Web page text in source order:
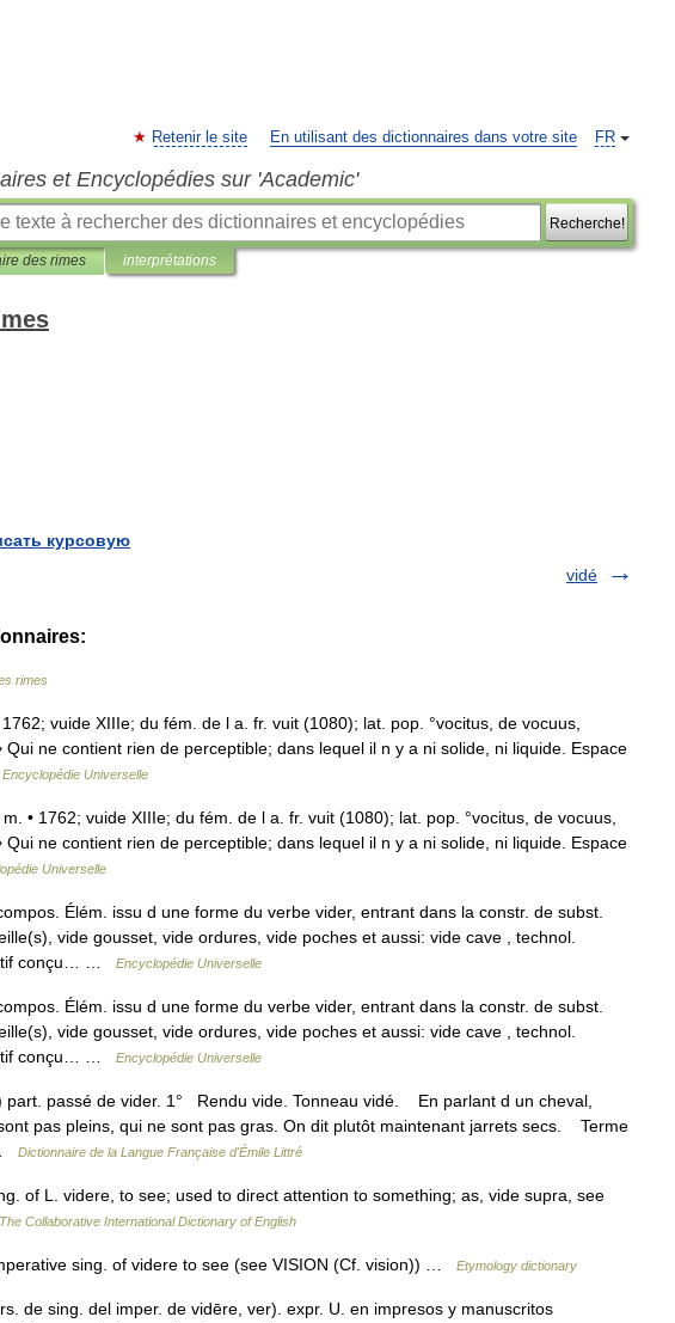
FR
Retenir le site En utilisant des dictionnaires dans votre site
et Encyclopédies sur 'Academic'
Recherche!
des rimes interprétations
курсовую
vidé
rimes
vuide XIIIe; du fém. de l a. fr. vuit (1080); lat. pop. °vocitus, de vocuus,
ne contient rien de perceptible; dans lequel il n y a ni solide, ni liquide. Espace
Encyclopédie Universelle
• 1762; vuide XIIIe; du fém. de l a. fr. vuit (1080); lat. pop. °vocitus, de vocuus,
ne contient rien de perceptible; dans lequel il n y a ni solide, ni liquide. Espace
Universelle
Élém. issu d une forme du verbe vider, entrant dans la constr. de subst.
vide gousset, vide ordures, vide poches et aussi: vide cave , technol.
conçu… …
Encyclopédie Universelle
Élém. issu d une forme du verbe vider, entrant dans la constr. de subst.
vide gousset, vide ordures, vide poches et aussi: vide cave , technol.
conçu… …
Encyclopédie Universelle
passé de vider. 1° Rendu vide. Tonneau vidé. En parlant d un cheval,
pas pleins, qui ne sont pas gras. On dit plutôt maintenant jarrets secs. Terme
Dictionnaire de la Langue Française d'Émile Littré
of L. videre, to see; used to direct attention to something; as, vide supra, see
The Collaborative International Dictionary of English
sing. of videre to see (see VISION (Cf. vision)) … Etymology dictionary
de sing. del imper. de vidēre, ver). expr. U. en impresos y manuscritos